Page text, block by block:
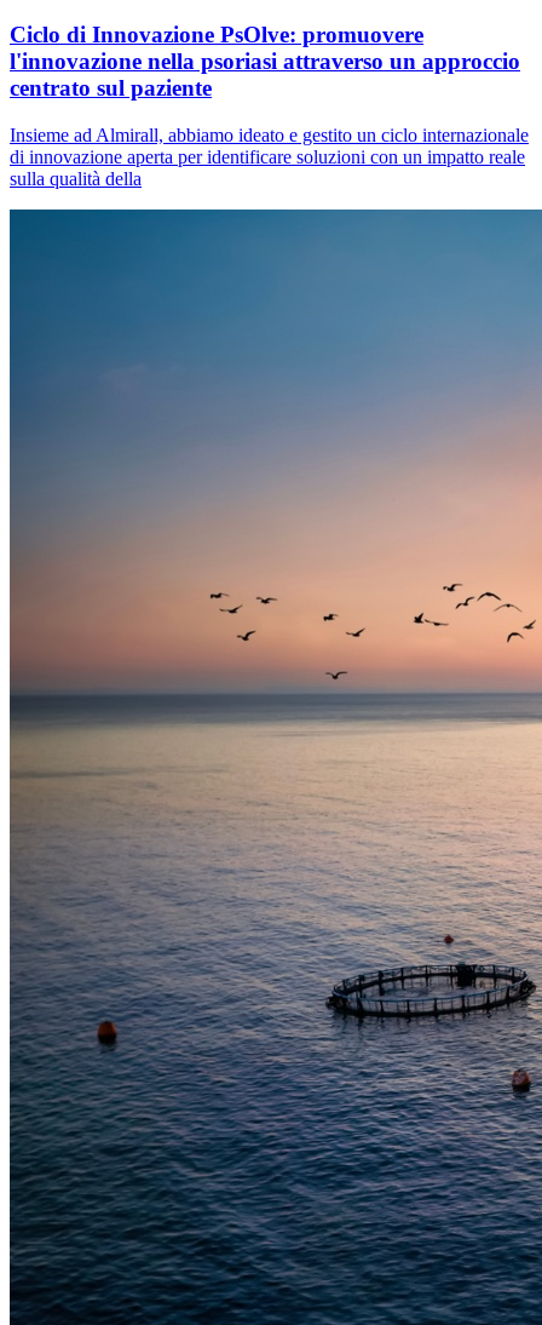
Ciclo di Innovazione PsOlve: promuovere
l'innovazione nella psoriasi attraverso un approccio
centrato sul paziente
Insieme ad Almirall, abbiamo ideato e gestito un ciclo internazionale
di innovazione aperta per identificare soluzioni con un impatto reale
sulla qualità della